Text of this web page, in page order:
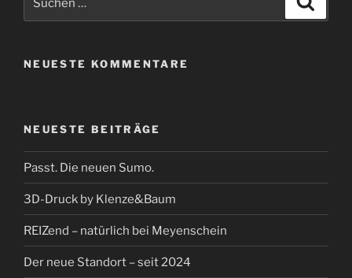
NEUESTE KOMMENTARE
NEUESTE BEITRÄGE
Passt. Die neuen Sumo.
3D-Druck by Klenze&Baum
REIZend – natürlich bei Meyenschein
Der neue Standort – seit 2024